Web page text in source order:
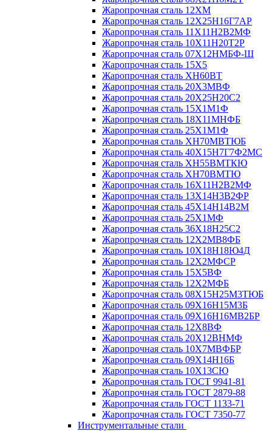
Жаропрочная сталь 12ХМ
Жаропрочная сталь 12Х25Н16Г7АР
Жаропрочная сталь 11Х11Н2В2МФ
Жаропрочная сталь 10Х11Н20Т2Р
Жаропрочная сталь 07Х12НМБФ-Ш
Жаропрочная сталь 15Х5
Жаропрочная сталь ХН60ВТ
Жаропрочная сталь 20Х3МВФ
Жаропрочная сталь 20Х25Н20С2
Жаропрочная сталь 15Х1М1Ф
Жаропрочная сталь 18Х11МНФБ
Жаропрочная сталь 25Х1М1Ф
Жаропрочная сталь ХН70МВТЮБ
Жаропрочная сталь 40Х15Н7Г7Ф2МС
Жаропрочная сталь ХН55ВМТКЮ
Жаропрочная сталь ХН70ВМТЮ
Жаропрочная сталь 16Х11Н2В2МФ
Жаропрочная сталь 13Х14Н3В2ФР
Жаропрочная сталь 45Х14Н14В2М
Жаропрочная сталь 25Х1МФ
Жаропрочная сталь 36Х18Н25С2
Жаропрочная сталь 12Х2МВ8ФБ
Жаропрочная сталь 10Х18Н18Ю4Д
Жаропрочная сталь 12Х2МФСР
Жаропрочная сталь 15Х5ВФ
Жаропрочная сталь 12Х2МФБ
Жаропрочная сталь 08Х15Н25М3ТЮБ
Жаропрочная сталь 09Х16Н15М3Б
Жаропрочная сталь 09Х16Н16МВ2БР
Жаропрочная сталь 12Х8ВФ
Жаропрочная сталь 20Х12ВНМФ
Жаропрочная сталь 10Х7МВФБР
Жаропрочная сталь 09Х14Н16Б
Жаропрочная сталь 10Х13СЮ
Жаропрочная сталь ГОСТ 9941-81
Жаропрочная сталь ГОСТ 2879-88
Жаропрочная сталь ГОСТ 1133-71
Жаропрочная сталь ГОСТ 7350-77
Инструментальные стали